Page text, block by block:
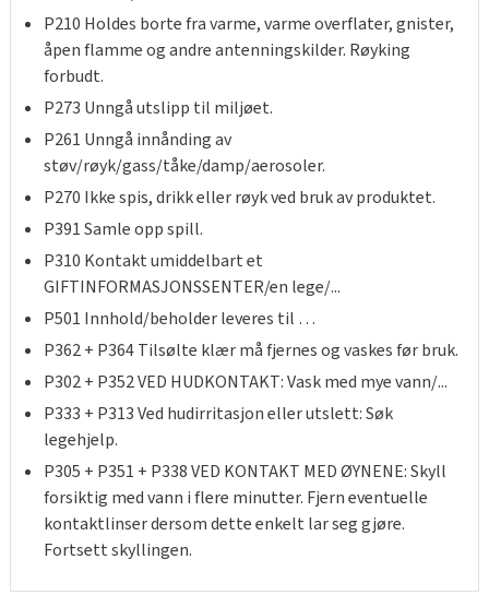
P210 Holdes borte fra varme, varme overflater, gnister,
åpen flamme og andre antenningskilder. Røyking
forbudt.
P273 Unngå utslipp til miljøet.
P261 Unngå innånding av
støv/røyk/gass/tåke/damp/aerosoler.
P270 Ikke spis, drikk eller røyk ved bruk av produktet.
P391 Samle opp spill.
P310 Kontakt umiddelbart et
GIFTINFORMASJONSSENTER/en lege/...
P501 Innhold/beholder leveres til …
P362 + P364 Tilsølte klær må fjernes og vaskes før bruk.
P302 + P352 VED HUDKONTAKT: Vask med mye vann/...
P333 + P313 Ved hudirritasjon eller utslett: Søk
legehjelp.
P305 + P351 + P338 VED KONTAKT MED ØYNENE: Skyll
forsiktig med vann i flere minutter. Fjern eventuelle
kontaktlinser dersom dette enkelt lar seg gjøre.
Fortsett skyllingen.